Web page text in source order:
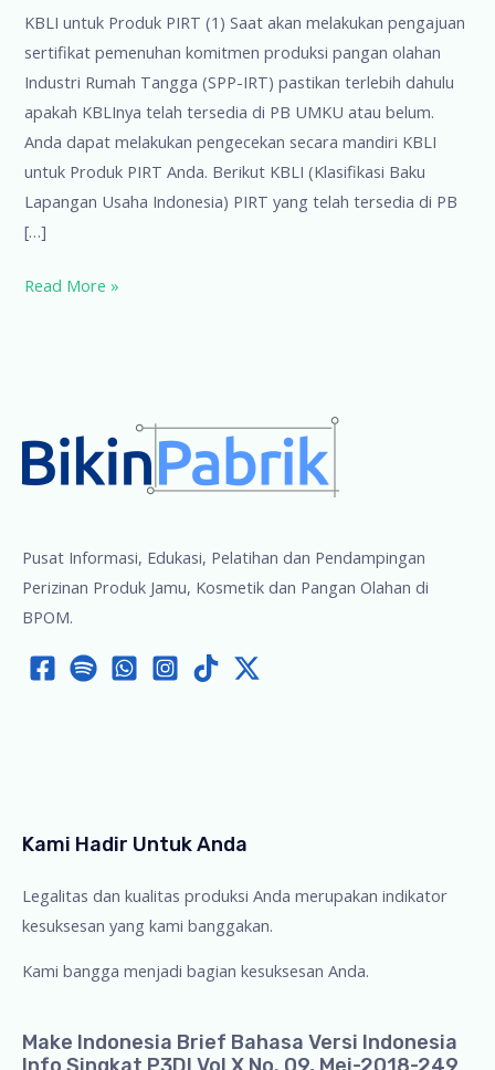
KBLI untuk Produk PIRT (1) Saat akan melakukan pengajuan
sertifikat pemenuhan komitmen produksi pangan olahan
Industri Rumah Tangga (SPP-IRT) pastikan terlebih dahulu
apakah KBLInya telah tersedia di PB UMKU atau belum.
Anda dapat melakukan pengecekan secara mandiri KBLI
untuk Produk PIRT Anda. Berikut KBLI (Klasifikasi Baku
Lapangan Usaha Indonesia) PIRT yang telah tersedia di PB
[…]
KBLI
Read More »
Pusat Informasi, Edukasi, Pelatihan dan Pendampingan
Perizinan Produk Jamu, Kosmetik dan Pangan Olahan di
BPOM.
Kami Hadir Untuk Anda
Legalitas dan kualitas produksi Anda merupakan indikator
kesuksesan yang kami banggakan.
Kami bangga menjadi bagian kesuksesan Anda.
Make Indonesia Brief Bahasa Versi Indonesia